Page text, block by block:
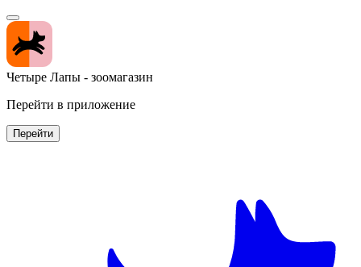
Четыре Лапы - зоомагазин
Перейти в приложение
Перейти